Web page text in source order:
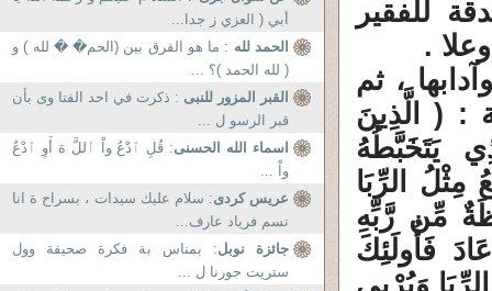
للفقير
.
، ثم
: ( الَّذِينَ
يَتَخَبَّطُهُ
مِثْلُ الرِّبَا
مِّن رَّبِّهِ
فَأُولَئِكَ
وَيُرْبِي
أبي ( العزي ز جدا...
الحمد لله : ما هو الفرق بين (الحم� � لله ) و
( لله الحمد )؟ ...
القبر المزور للنبى : ذكرت في احد الفتا وى بأن
قبر الرسو ل ...
اسماء الله الحسنى: قُلِ ٱدْعُ واْ ٱللَّ هَ أَوِ ٱدْعُ
واْ ...
عريس كردى: سلام عليك سيدات ، بسراح ة انا
تسم فرياد عارف...
جائزة نوبل: بمناس بة فكرة صحيفة وول
ستريت جورنا ل ...